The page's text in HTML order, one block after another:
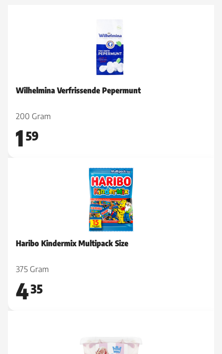
Wilhelmina Verfrissende Pepermunt
200 Gram
1 59
Haribo Kindermix Multipack Size
375 Gram
435